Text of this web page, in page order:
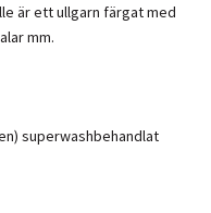
är ett ullgarn färgat med
mm.
superwashbehandlat